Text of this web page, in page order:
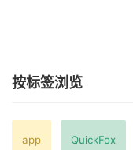
按标签浏览
app QuickFox